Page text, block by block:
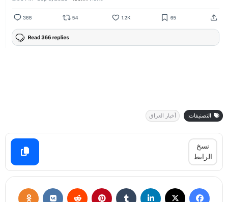
التصنيفات: أخبار العراق
نسخ
الرابط